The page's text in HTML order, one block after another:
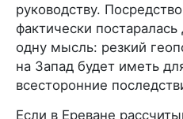
руководству.
фактически
одну мысль: резкий
на Запад будет иметь
всесторонние
Если в Ереване